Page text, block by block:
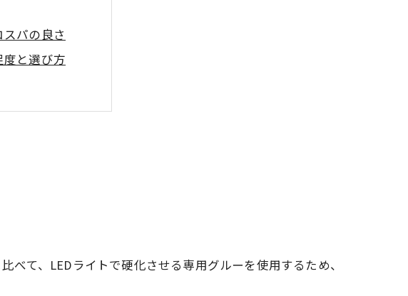
パの良さ
度と選び方
まとめ
と効果比較
組み
リット
験談で検証
持ちのコツ
て、LEDライトで硬化させる専用グルーを使用するため、